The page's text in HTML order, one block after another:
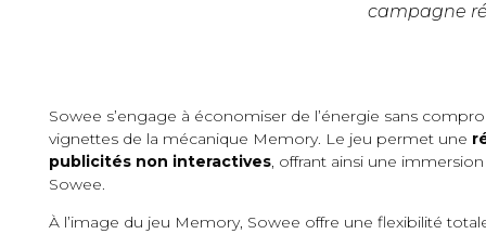
campagne
Sowee s’engage à économiser de l’énergie sans
vignettes de la mécanique Memory. Le jeu permet une
publicités non interactives, offrant ainsi une
Sowee.
À l’image du jeu Memory, Sowee offre une flexibilité